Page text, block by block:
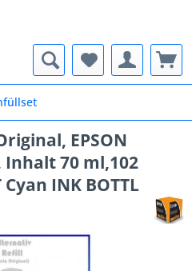
EPSON
Inhalt 70 ml,102
Cyan INK BOTTL